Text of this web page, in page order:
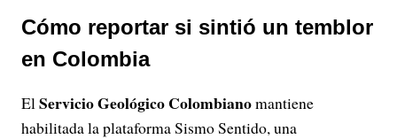
Cómo reportar si sintió un temblor
en Colombia
ElServicio Geológico Colombianomantiene
habilitada la plataforma Sismo Sentido, una